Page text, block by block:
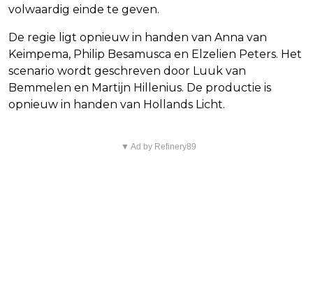
volwaardig einde te geven.
De regie ligt opnieuw in handen van Anna van
Keimpema, Philip Besamusca en Elzelien Peters. Het
scenario wordt geschreven door Luuk van
Bemmelen en Martijn Hillenius. De productie is
opnieuw in handen van Hollands Licht.
▼ Ad by Refinery89